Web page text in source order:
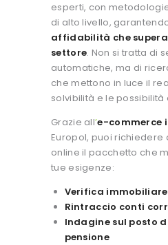
esperti, con
di alto livello,
affidabilità che
settore. Non si tratta di
automatiche, ma di
che mettono in luce il
solvibilità e le possibilità
Grazie all’e-commerce
Europol, puoi richiedere
online il pacchetto che
tue esigenze:
Verifica immobiliare
Rintraccio conti
Indagine sul posto
pensione